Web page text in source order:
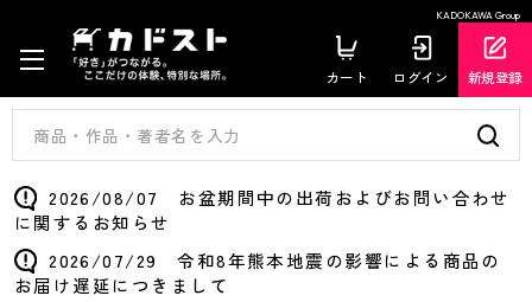
KADOKAWA Group
カート ログイン 新規登録
2026/08/07 お盆期間中の出荷およびお問い合わせ
に関するお知らせ
2026/07/29 令和8年熊本地震の影響による商品の
お届け遅延につきまして